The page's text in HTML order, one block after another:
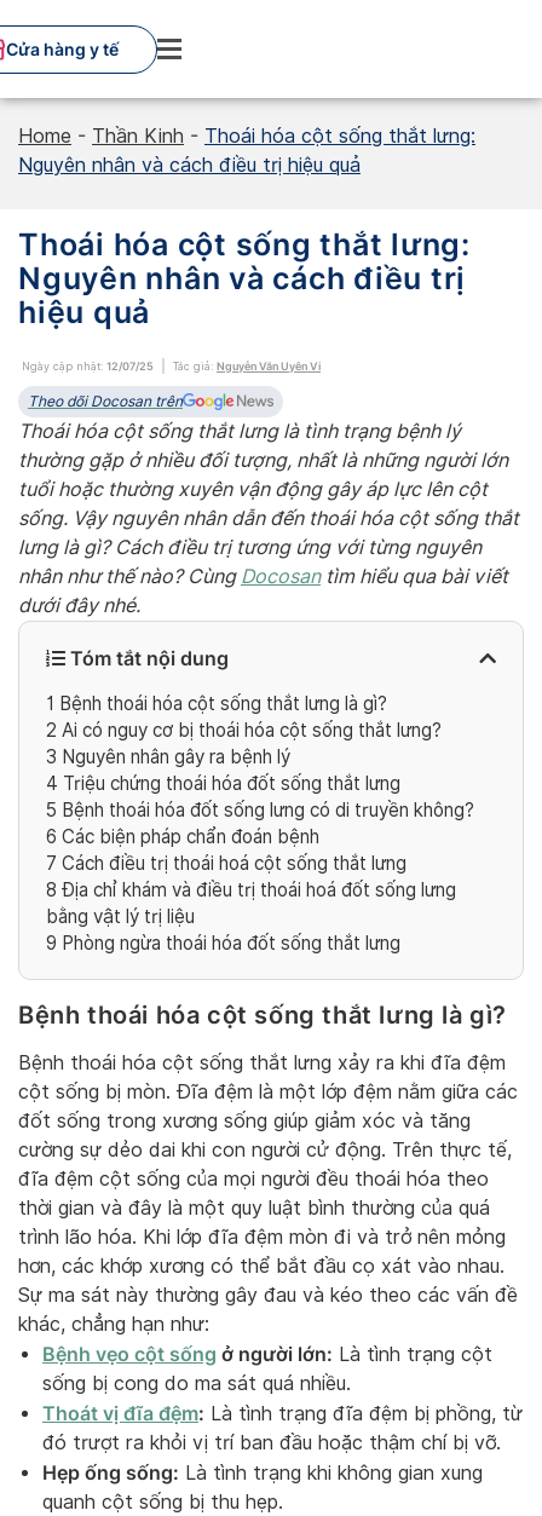
to
content
Cửa hàng y tế
Home - Thần Kinh - Thoái hóa cột sống thắt lưng:
Nguyên nhân và cách điều trị hiệu quả
Thoái hóa cột sống thắt lưng:
Nguyên nhân và cách điều trị
hiệu quả
Ngày cập nhật: 12/07/25 Tác giả: Nguyễn Văn Uyên Vi
Theo dõi Docosan trên
Thoái hóa cột sống thắt lưng là tình trạng bệnh lý
thường gặp ở nhiều đối tượng, nhất là những người lớn
tuổi hoặc thường xuyên vận động gây áp lực lên cột
sống. Vậy nguyên nhân dẫn đến thoái hóa cột sống thắt
lưng là gì? Cách điều trị tương ứng với từng nguyên
nhân như thế nào? Cùng Docosantìm hiểu qua bài viết
dưới đây nhé.
Tóm tắt nội dung
1 Bệnh thoái hóa cột sống thắt lưng là gì?
2 Ai có nguy cơ bị thoái hóa cột sống thắt lưng?
3 Nguyên nhân gây ra bệnh lý
4 Triệu chứng thoái hóa đốt sống thắt lưng
5 Bệnh thoái hóa đốt sống lưng có di truyền không?
6 Các biện pháp chẩn đoán bệnh
7 Cách điều trị thoái hoá cột sống thắt lưng
8 Địa chỉ khám và điều trị thoái hoá đốt sống lưng
bằng vật lý trị liệu
9 Phòng ngừa thoái hóa đốt sống thắt lưng
Bệnh thoái hóa cột sống thắt lưng là gì?
Bệnh thoái hóa cột sống thắt lưng xảy ra khi đĩa đệm
cột sống bị mòn. Đĩa đệm là một lớp đệm nằm giữa các
đốt sống trong xương sống giúp giảm xóc và tăng
cường sự dẻo dai khi con người cử động. Trên thực tế,
đĩa đệm cột sống của mọi người đều thoái hóa theo
thời gian và đây là một quy luật bình thường của quá
trình lão hóa. Khi lớp đĩa đệm mòn đi và trở nên mỏng
hơn, các khớp xương có thể bắt đầu cọ xát vào nhau.
Sự ma sát này thường gây đau và kéo theo các vấn đề
khác, chẳng hạn như:
Bệnh vẹo cột sống ở người lớn: Là tình trạng cột
sống bị cong do ma sát quá nhiều.
Thoát vị đĩa đệm: Là tình trạng đĩa đệm bị phồng, từ
đó trượt ra khỏi vị trí ban đầu hoặc thậm chí bị vỡ.
Hẹp ống sống: Là tình trạng khi không gian xung
quanh cột sống bị thu hẹp.